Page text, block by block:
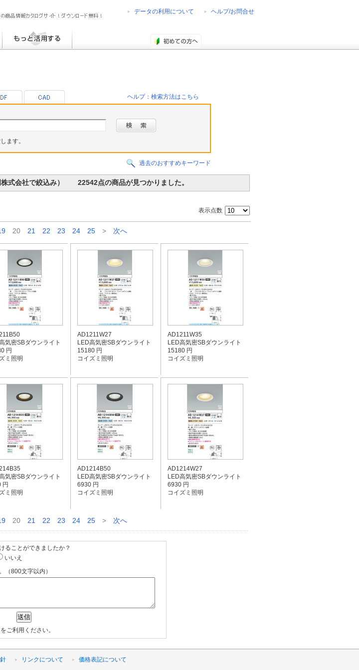
データの利用について ヘルプ/お問合せ
提案書ひな型ライブラリ
帳票ひな型ライブラリ
ヘルプ：検索方法はこちら
ます。
過去のおすすめキーワード
式会社で絞込み） 22542点の商品が見つかりました。
表示点数
20 21 22 23 24 25 > 次へ
気密SBダウンライト
円
ミ照明
AD1211W27
LED高気密SBダウンライト
15180 円
コイズミ照明
AD1211W35
LED高気密SBダウンライト
15180 円
コイズミ照明
気密SBダウンライト
円
ミ照明
AD1214B50
LED高気密SBダウンライト
6930 円
コイズミ照明
AD1214W27
LED高気密SBダウンライト
6930 円
コイズミ照明
20 21 22 23 24 25 > 次へ
ることができましたか？
いいえ
（800文字以内）
ご利用ください。
リンクについて 価格表記について